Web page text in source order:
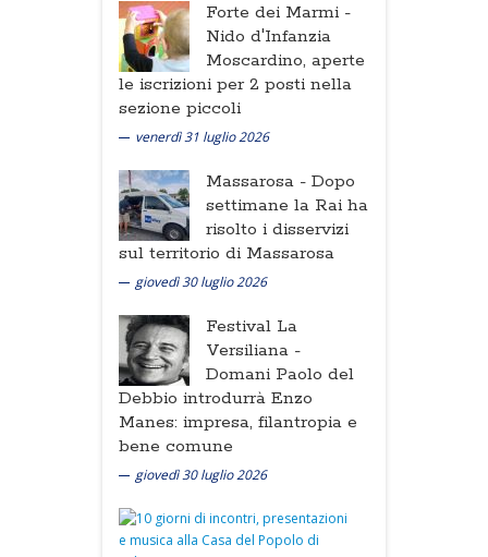
Forte dei Marmi -
Nido d'Infanzia
Moscardino, aperte
le iscrizioni per 2 posti nella
sezione piccoli
venerdì 31 luglio 2026
Massarosa - Dopo
settimane la Rai ha
risolto i disservizi
sul territorio di Massarosa
giovedì 30 luglio 2026
Festival La
Versiliana -
Domani Paolo del
Debbio introdurrà Enzo
Manes: impresa, filantropia e
bene comune
giovedì 30 luglio 2026